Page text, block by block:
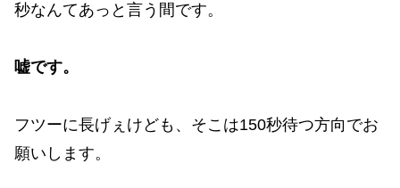
秒なんてあっと言う間です。
嘘です。
フツーに長げぇけども、そこは150秒待つ方向でお
願いします。